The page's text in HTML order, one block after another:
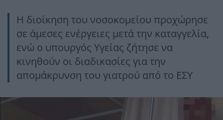
Η διοίκηση του νοσοκομείου προχώρησε
σε άμεσες ενέργειες μετά την καταγγελία,
ενώ ο υπουργός Υγείας ζήτησε να
κινηθούν οι διαδικασίες για την
απομάκρυνση του γιατρού από το ΕΣΥ